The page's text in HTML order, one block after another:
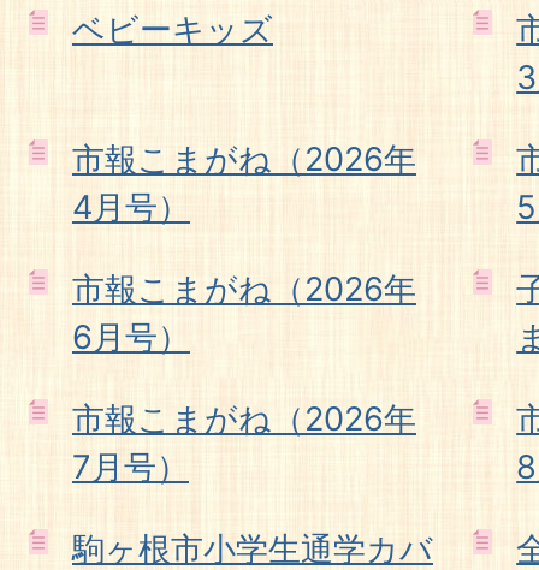
ベビーキッズ
市報こまがね（2026年
4月号）
市報こまがね（2026年
6月号）
市報こまがね（2026年
7月号）
駒ヶ根市小学生通学カバ